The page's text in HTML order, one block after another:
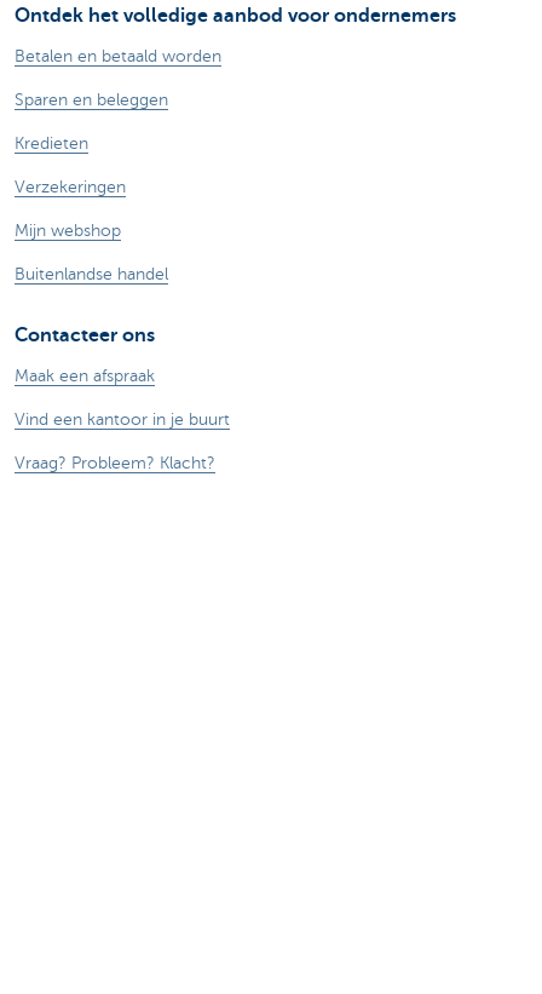
Ontdek het volledige aanbod voor ondernemers
Betalen en betaald worden
Sparen en beleggen
Kredieten
Verzekeringen
Mijn webshop
Buitenlandse handel
Contacteer ons
Maak een afspraak
Vind een kantoor in je buurt
Vraag? Probleem? Klacht?